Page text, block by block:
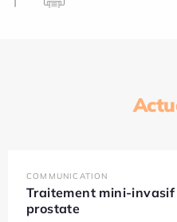
COMMUNICATION
Traitement mini-invasif
prostate